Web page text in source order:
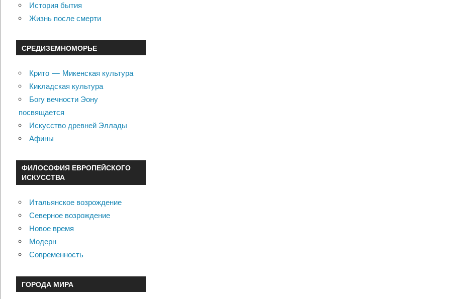
История бытия
Жизнь после смерти
СРЕДИЗЕМНОМОРЬЕ
Крито — Микенская культура
Кикладская культура
Богу вечности Эону
посвящается
Искусство древней Эллады
Афины
ФИЛОСОФИЯ ЕВРОПЕЙСКОГО
ИСКУССТВА
Итальянское возрождение
Северное возрождение
Новое время
Модерн
Современность
ГОРОДА МИРА